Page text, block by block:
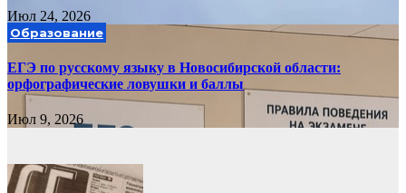
Июл 24, 2026
Образование
ЕГЭ по русскому языку в Новосибирской области:
орфографические ловушки и баллы
Июл 9, 2026